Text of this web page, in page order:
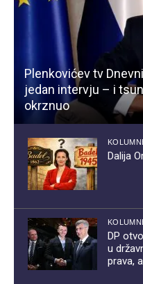
Plenkovićev tv
jedan intervju – i
okrznuo
Dalija
DP
u
prava,